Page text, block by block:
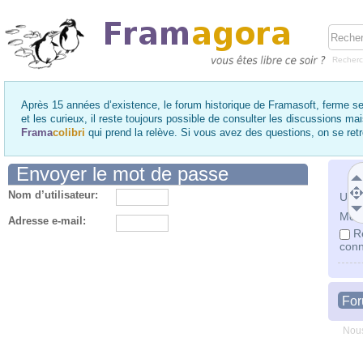
Après 15 années d’existence, le forum historique de Framasoft, ferme
et les curieux, il reste toujours possible de consulter les discussions
Framacolibri qui prend la relève. Si vous avez des questions, on se
Mot
Envoyer le mot de passe
Nom d’utilisateur:
Adresse e-mail: